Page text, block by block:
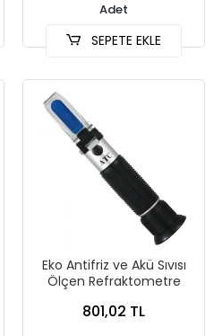
Adet
SEPETE EKLE
Eko Antifriz ve Akü Sıvısı
Ölçen Refraktometre
801,02 TL